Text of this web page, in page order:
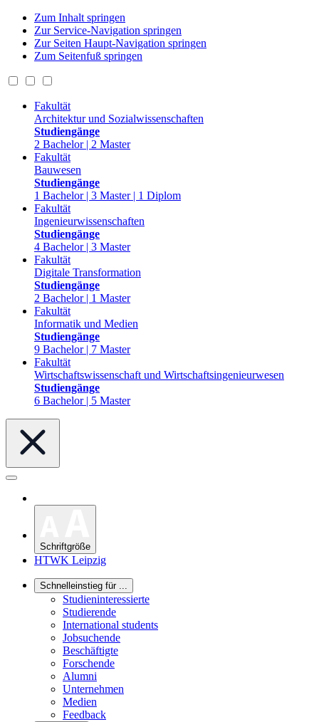
Zum Inhalt springen
Zur Service-Navigation springen
Zur Seiten Haupt-Navigation springen
Zum Seitenfuß springen
Fakultät
Architektur und Sozialwissenschaften
Studiengänge
2 Bachelor | 2 Master
Fakultät
Bauwesen
Studiengänge
1 Bachelor | 3 Master | 1 Diplom
Fakultät
Ingenieurwissenschaften
Studiengänge
4 Bachelor | 3 Master
Fakultät
Digitale Transformation
Studiengänge
2 Bachelor | 1 Master
Fakultät
Informatik und Medien
Studiengänge
9 Bachelor | 7 Master
Fakultät
Wirtschaftswissenschaft und Wirtschaftsingenieurwesen
Studiengänge
6 Bachelor | 5 Master
Schriftgröße
HTWK Leipzig
Schnelleinstieg für ...
Studieninteressierte
Studierende
International students
Jobsuchende
Beschäftigte
Forschende
Alumni
Unternehmen
Medien
Feedback